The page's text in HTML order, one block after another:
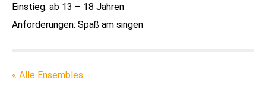
Einstieg: ab 13 – 18 Jahren
Anforderungen: Spaß am singen
« Alle Ensembles